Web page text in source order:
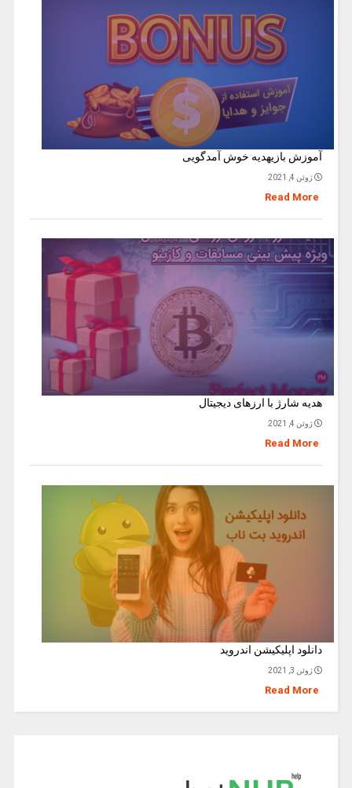
آموزش بازیهدیه خوش آمدگویی
ژوئن 4, 2021
Read More
هدیه شارژ با ارزهای دیجیتال
ژوئن 4, 2021
Read More
دانلود اپلیکیشن اندروید
ژوئن 3, 2021
Read More